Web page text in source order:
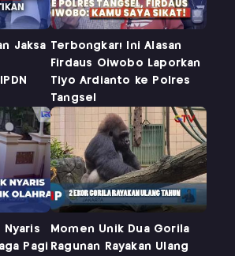
Jaksa Terbongkar! Ini Alasan
Firdaus Oiwobo Laporkan
Tiyo Ardianto ke Polres
Tangsel
Nyaris
Pagi
Momen Unik Dua Gorila
Ragunan Rayakan Ulang